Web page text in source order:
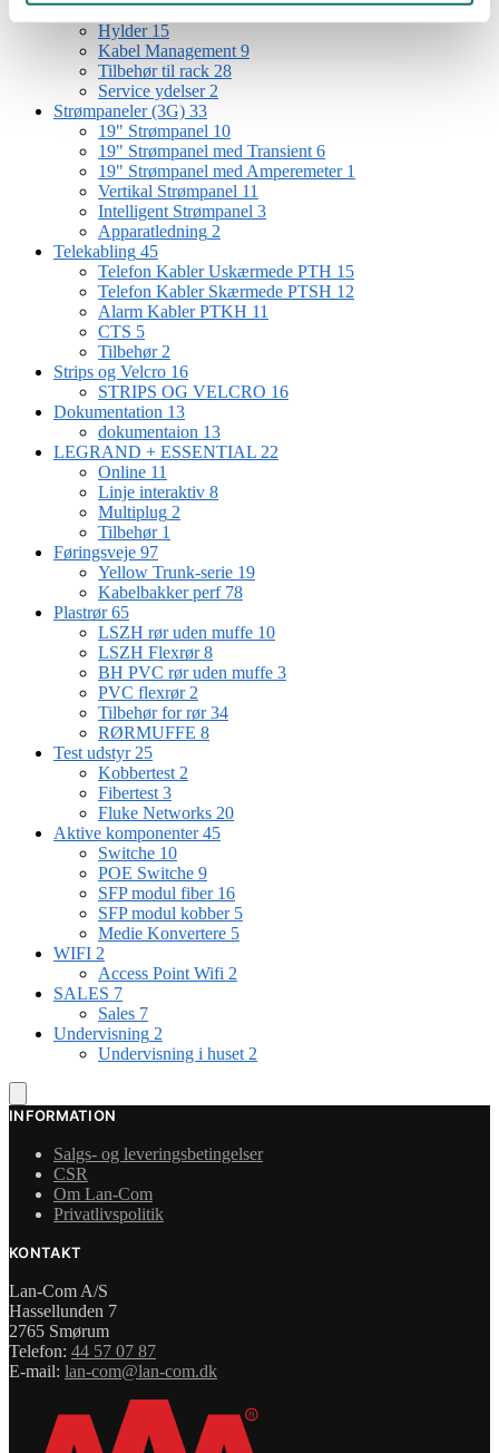
Udendørs rack 1
Hylder 15
Kabel Management 9
Tilbehør til rack 28
Service ydelser 2
Strømpaneler (3G) 33
19" Strømpanel 10
19" Strømpanel med Transient 6
19" Strømpanel med Amperemeter 1
Vertikal Strømpanel 11
Intelligent Strømpanel 3
Apparatledning 2
Telekabling 45
Telefon Kabler Uskærmede PTH 15
Telefon Kabler Skærmede PTSH 12
Alarm Kabler PTKH 11
CTS 5
Tilbehør 2
Strips og Velcro 16
STRIPS OG VELCRO 16
Dokumentation 13
dokumentaion 13
LEGRAND + ESSENTIAL 22
Online 11
Linje interaktiv 8
Multiplug 2
Tilbehør 1
Føringsveje 97
Yellow Trunk-serie 19
Kabelbakker perf 78
Plastrør 65
LSZH rør uden muffe 10
LSZH Flexrør 8
BH PVC rør uden muffe 3
PVC flexrør 2
Tilbehør for rør 34
RØRMUFFE 8
Test udstyr 25
Kobbertest 2
Fibertest 3
Fluke Networks 20
Aktive komponenter 45
Switche 10
POE Switche 9
SFP modul fiber 16
SFP modul kobber 5
Medie Konvertere 5
WIFI 2
Access Point Wifi 2
SALES 7
Sales 7
Undervisning 2
Undervisning i huset 2
INFORMATION
Salgs- og leveringsbetingelser
CSR
Om Lan-Com
Privatlivspolitik
KONTAKT
Lan-Com A/S
Hassellunden 7
2765 Smørum
Telefon: 44 57 07 87
E-mail: lan-com@lan-com.dk